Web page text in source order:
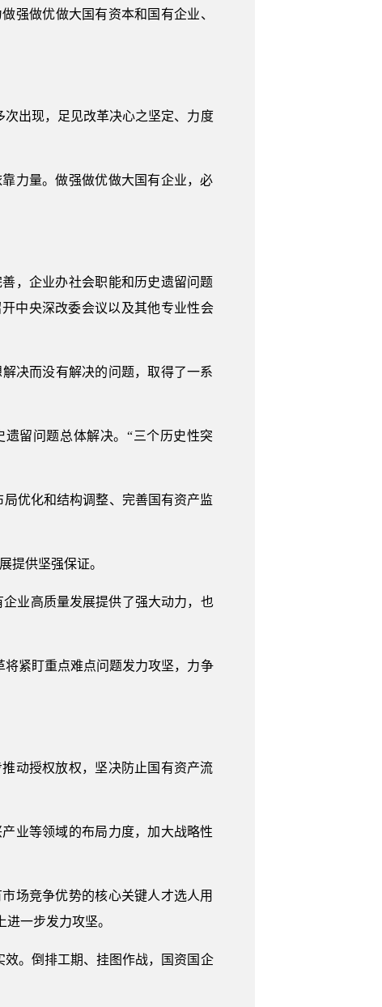
强做优做大国有资本和国有企业、
出现，足见改革决心之坚定、力度
力量。做强做优做大国有企业，必
，企业办社会职能和历史遗留问题
中央深改委会议以及其他专业性会
决而没有解决的问题，取得了一系
留问题总体解决。“三个历史性突
优化和结构调整、完善国有资产监
提供坚强保证。
企业高质量发展提供了强大动力，也
将紧盯重点难点问题发力攻坚，力争
动授权放权，坚决防止国有资产流
业等领域的布局力度，加大战略性
场竞争优势的核心关键人才选人用
一步发力攻坚。
。倒排工期、挂图作战，国资国企